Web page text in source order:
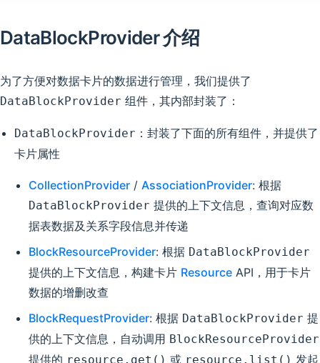
DataBlockProvider 介绍
为了方便对数据卡片的数据进行管理，我们提供了
DataBlockProvider 组件，其内部封装了：
DataBlockProvider ：封装了下面的所有组件，并提供了
卡片属性
CollectionProvider / AssociationProvider: 根据
DataBlockProvider 提供的上下文信息，查询对应数
据表数据及关系字段信息并传递
BlockResourceProvider: 根据 DataBlockProvider
提供的上下文信息，构建卡片 Resource API，用于卡片
数据的增删改查
BlockRequestProvider: 根据 DataBlockProvider 提
供的上下文信息，自动调用 BlockResourceProvider
提供的 resource.get() 或 resource.list() 发起